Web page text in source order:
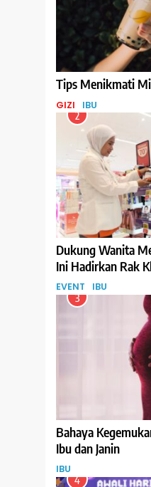
Tips Menikmati
GIZI IBU
2
Dukung Wanita
Ini Hadirkan Rak
Menopause-
EVENT IBU
3
Bahaya
Ibu dan Janin
IBU
4